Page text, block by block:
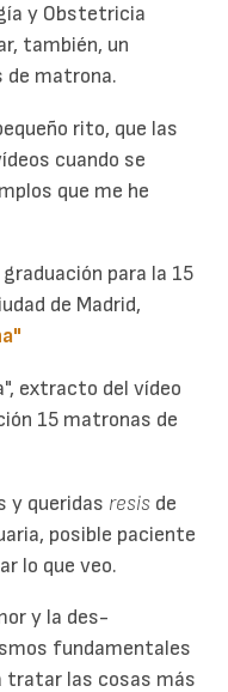
y Obstetricia
también, un
de matrona.
rito, que las
cuando se
que me he
para la 15
de Madrid,
extracto del vídeo
15 matronas de
y queridas resis de
posible paciente
lo que veo.
y la des-
fundamentales
tratar las cosas más